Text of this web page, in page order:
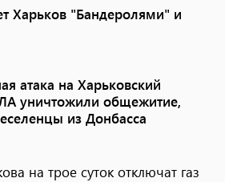
Харьков "Бандеролями" и
атака на Харьковский
уничтожили общежитие,
из Донбасса
на трое суток отключат газ